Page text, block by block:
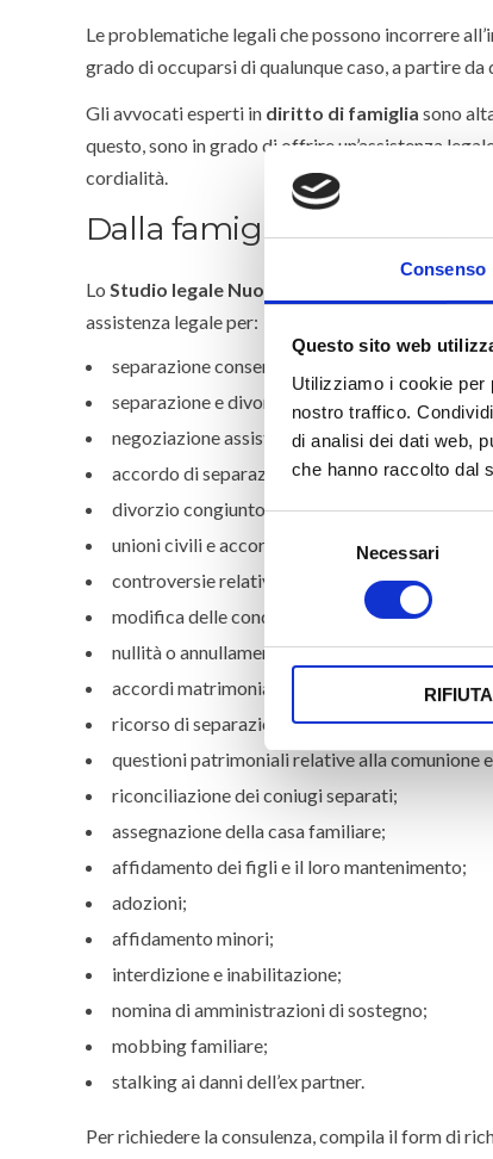
Consenso
Questo sito web
Utilizziamo i cookie per
nostro traffico.
di analisi dei dati web,
che hanno raccolto dal
consenso
Necessari
RIFIUTA
Le problematiche legali che possono incorrere
grado di occuparsi di qualunque caso, a partire
Gli avvocati esperti in diritto di famiglia sono
questo, sono in grado di offrire un’assistenza
cordialità.
Dalla famiglia ai diritti dei
Lo Studio legale Nuovi Avvocati
assistenza legale per:
separazione consensuale e giudiziale;
separazione e divorzio breve;
negoziazione assistita da uno o più avvocati
accordo di separazione o di divorzio
divorzio congiunto e giudiziale;
unioni civili e accordi di convivenza;
controversie relative alla convivenza;
modifica delle condizioni di separazione o
nullità o annullamento matrimonio;
accordi matrimoniali;
ricorso di separazione o divorzio;
questioni patrimoniali relative alla comunione
riconciliazione dei coniugi separati;
assegnazione della casa familiare;
affidamento dei figli e il loro mantenimento;
adozioni;
affidamento minori;
interdizione e inabilitazione;
nomina di amministrazioni di sostegno;
mobbing familiare;
stalking ai danni dell’ex partner.
Per richiedere la consulenza, compila il form di